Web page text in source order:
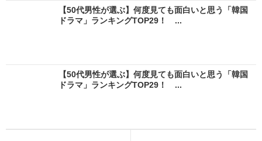
【50代男性が選ぶ】何度見ても面白いと思う「韓国
ドラマ」ランキングTOP29！ ...
【50代男性が選ぶ】何度見ても面白いと思う「韓国
ドラマ」ランキングTOP29！ ...